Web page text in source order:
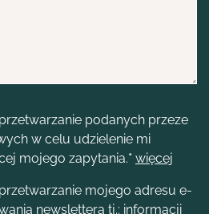
podanych przeze
w celu udzielenie mi
mojego zapytania.* więcej
mojego adresu e-
newslettera tj.: informacji